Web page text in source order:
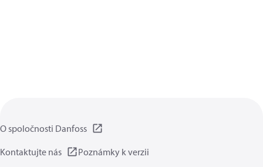
O spoločnosti Danfoss
Kontaktujte nás
Poznámky k verzii